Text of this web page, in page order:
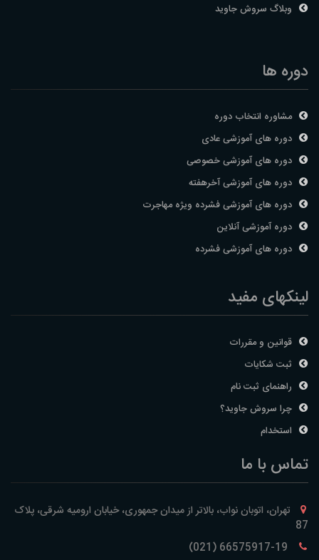
وبلاگ سروش جاوید
دوره ها
مشاوره انتخاب دوره
دوره های آموزشی عادی
دوره های آموزشی خصوصی
دوره های آموزشی آخرهفته
دوره های آموزشی فشرده ویژه مهاجرت
دوره آموزشی آنلاین
دوره های آموزشی فشرده
لینکهای مفید
قوانین و مقررات
ثبت شکایات
راهنمای ثبت نام
چرا سروش جاوید؟
استخدام
تماس با ما
تهران، اتوبان نواب، بالاتر از میدان جمهوری، خیابان ارومیه شرقی، پلاک
87